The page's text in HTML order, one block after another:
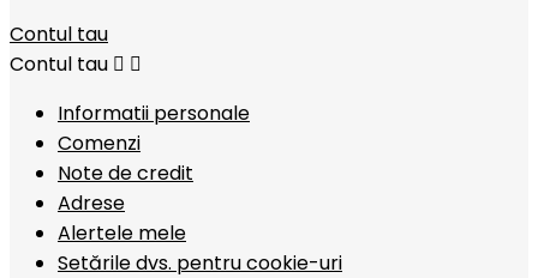
Contul tau
Contul tau  
Informatii personale
Comenzi
Note de credit
Adrese
Alertele mele
Setările dvs. pentru cookie-uri